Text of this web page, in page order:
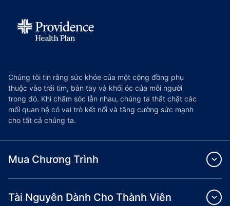
Chúng tôi tin rằng sức khỏe của một cộng đồng phụ
thuộc vào trái tim, bàn tay và khối óc của mỗi người
trong đó. Khi chăm sóc lẫn nhau, chúng ta thắt chặt các
mối quan hệ có vai trò kết nối và tăng cường sức mạnh
cho tất cả chúng ta.
Mua Chương Trình
Tài Nguyên Dành Cho Thành Viên